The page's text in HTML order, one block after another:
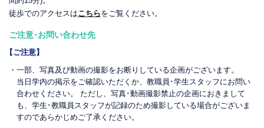
徒歩でのアクセスはこちらをご覧ください。
ご注意･お問い合わせ先
【ご注意】
・一部、写真及び動画の撮影をお断りしている企画がございます。
当日学内の掲示をご確認いただくか、教職員･学生スタッフにお問い
合わせください。 ただし、写真･動画撮影禁止の企画におきまして
も、学生･教職員スタッフが記録のため撮影している場合がございま
すのであらかじめご了承ください。